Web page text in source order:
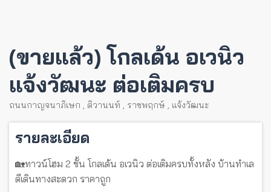
(ขายแล้ว) โกลเด้น อเวนิว
แจ้งวัฒนะ ต่อเติมครบ
ถนนกาญจนาภิเษก , ติวานนท์ , ราชพฤกษ์ , แจ้งวัฒนะ
รายละเอียด
🏡ทาวน์โฮม 2 ชั้น โกลเด้น อเวนิว ต่อเติมครบทั้งหลัง บ้านทำเล
ดีเดินทางสะดวก ราคาถูก